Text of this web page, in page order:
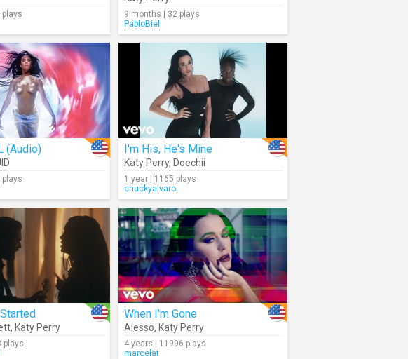
9 months | 32 plays
PabloBiel
(Audio) I'm His, He's Mine
Katy Perry, Doechii
1 year | 1165 plays
chuckyalvaro
, Katy Perry
plays
When I'm Gone
Alesso, Katy Perry
4 years | 11996 plays
marcelat